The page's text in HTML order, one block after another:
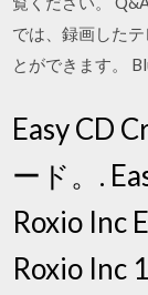
では、録画した
とができます。
Easy CD
ード。.
Roxio Inc
Roxio Inc